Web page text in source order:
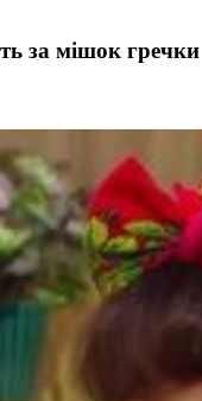
за мішок гречки